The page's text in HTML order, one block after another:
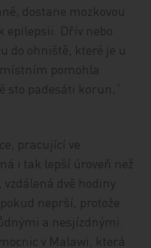
dostane mozkovou
epilepsii. Dřív nebo
do ohniště, které je u
pomohla
sto padesáti korun,“
pracující ve
i tak lepší úroveň než
dvě hodiny
neprší, protože
a nesjízdnými.
v Malawi, která